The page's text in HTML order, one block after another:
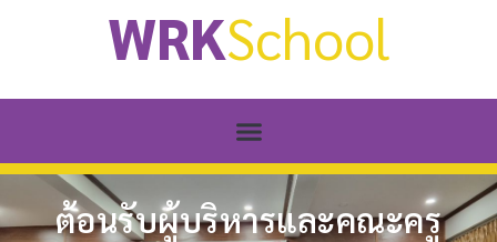
WRKSchool
ต้อนรับผู้บริหารและคณะครู